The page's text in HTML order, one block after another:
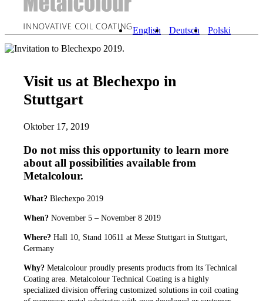
Visit us at Blechexpo in
Stuttgart
Oktober 17, 2019
Do not miss this opportunity to learn more
about all possibilities available from
Metalcolour.
What? Blechexpo 2019
When? November 5 – November 8 2019
Where? Hall 10, Stand 10611 at Messe Stuttgart in Stuttgart,
Germany
Why? Metalcolour proudly presents products from its Technical
Coating area. Metalcolour Technical Coating is a highly
specialized division oﬀering customized solutions in coil coating